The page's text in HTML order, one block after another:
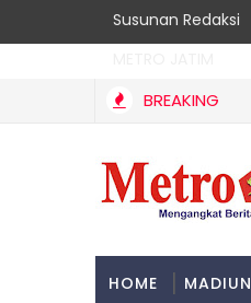
Susunan Redaksi
BREAKING
HOME MADIUN